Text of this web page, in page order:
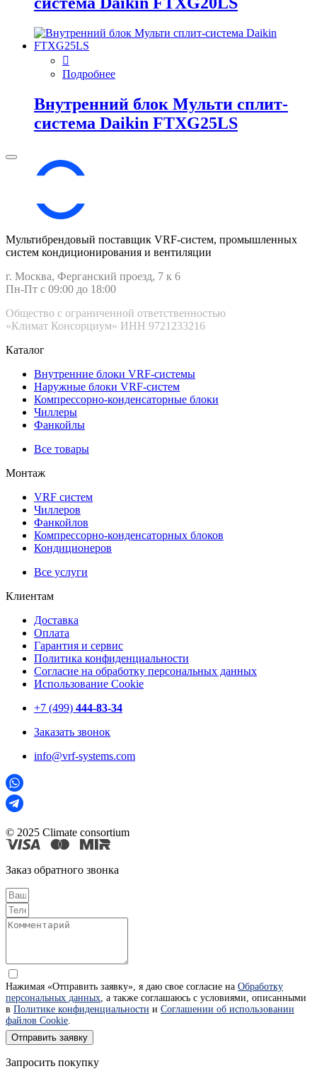
Подробнее
Внутренний блок Мульти сплит-
система Daikin FTXG25LS
Мультибрендовый поставщик VRF-cистем, промышленных
систем кондиционирования и вентиляции
г. Москва, Ферганский проезд, 7 к 6
Пн-Пт с 09:00 до 18:00
Общество с ограниченной ответственностью
«Климат Консорциум» ИНН 9721233216
Каталог
Внутренние блоки VRF-cистемы
Наружные блоки VRF-cистем
Компрессорно-конденсаторные блоки
Чиллеры
Фанкойлы
Все товары
Монтаж
VRF систем
Чиллеров
Фанкойлов
Компрессорно-конденсаторных блоков
Кондиционеров
Все услуги
Клиентам
Доставка
Оплата
Гарантия и сервис
Политика конфиденциальности
Согласие на обработку персональных данных
Использование Cookie
+7 (499) 444-83-34
Заказать звонок
info@vrf-systems.com
© 2025 Climate consortium
Заказ обратного звонка
Нажимая «Отправить заявку», я даю свое согласие на Обработку
персональных данных, а также соглашаюсь с условиями, описанными
в Политике конфиденциальности и Соглашении об использовании
файлов Cookie.
Отправить заявку
Запросить покупку